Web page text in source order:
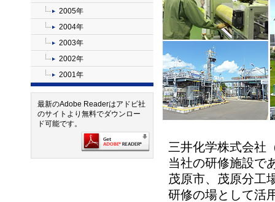
三井化学株式会社
当社の研修施設で
茂原市、茂原分工
研修の場として活
2005年
2004年
2003年
2002年
2001年
最新のAdobe Readerはアドビ社
のサイトより無料でダウンロー
ド可能です。